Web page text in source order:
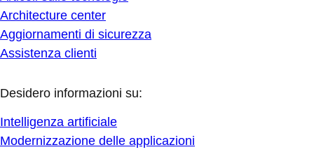
Architecture center
Aggiornamenti di sicurezza
Assistenza clienti
Desidero informazioni su:
Intelligenza artificiale
Modernizzazione delle applicazioni